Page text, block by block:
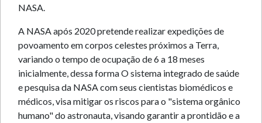
NASA.
A NASA após 2020 pretende realizar expedições de
povoamento em corpos celestes próximos a Terra,
variando o tempo de ocupação de 6 a 18 meses
inicialmente, dessa forma O sistema integrado de saúde
e pesquisa da NASA com seus cientistas biomédicos e
médicos, visa mitigar os riscos para o "sistema orgânico
humano" do astronauta, visando garantir a prontidão e a